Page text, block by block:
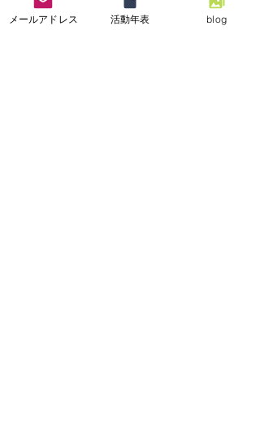
援活動を実施しまし
メールアドレス 活動年表 blog